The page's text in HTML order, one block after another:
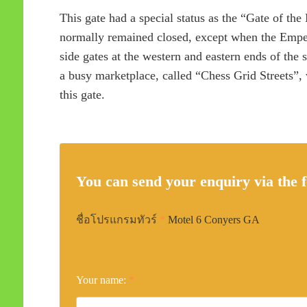
This gate had a special status as the “Gate of
normally remained closed, except when the
side gates at the western and eastern ends of
a busy marketplace, called “Chess Grid
this gate.
You can send your enquiry via the
ชื่อโปรแกรมทัวร์ * Motel 6 Conyers GA
Your name: *